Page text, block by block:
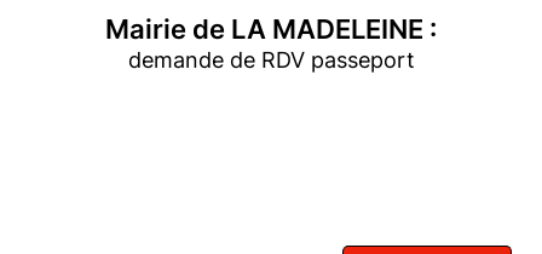
Mairie de LA MADELEINE :
demande de RDV passeport